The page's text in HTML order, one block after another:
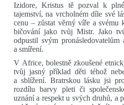
Izidore, Kristus tě pozval k
tajemství, na vrcholném díle své
cenu – zůstat věrný víře a svému
bičování jako tvůj Mistr. Jako
odpustil svým
a smíření.
V Africe, bolestně zkoušené
tvůj jasný příklad děti téhož
a sblížení. Bratrskou lásku jsi
rozdílu barvy pleti či
uznání a respekt u svých druhů, a